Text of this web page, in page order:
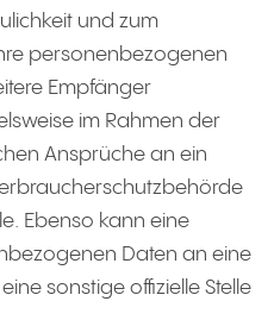
und zum
personenbezogenen
Empfänger
im Rahmen der
Ansprüche an ein
Ebenso kann eine
Daten an eine
sonstige offizielle Stelle